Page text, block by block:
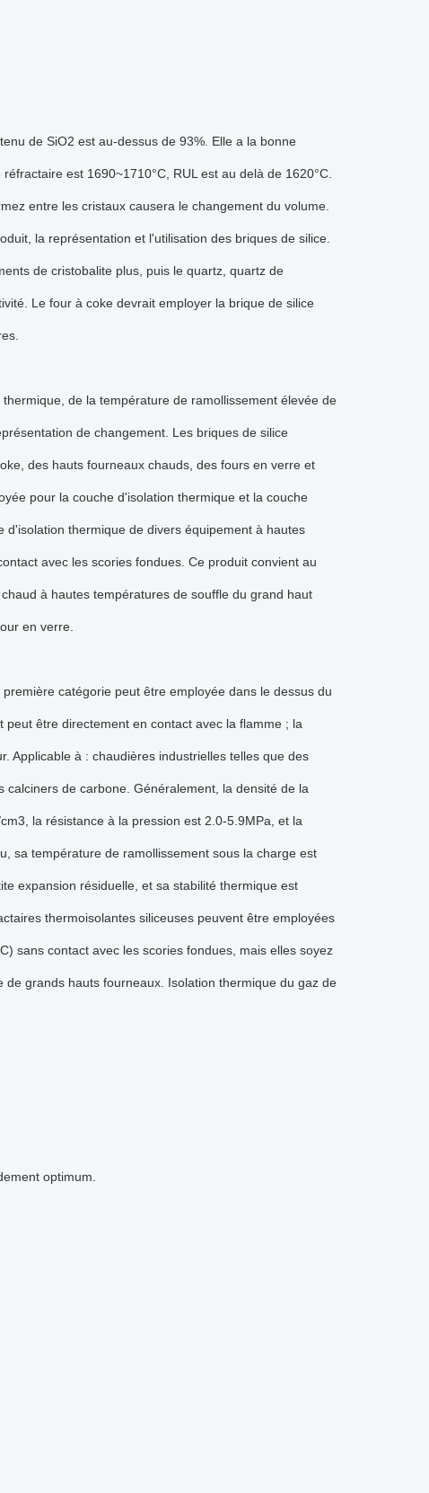
de SiO2 est au-dessus de 93%. Elle a la bonne
est 1690~1710°C, RUL est au delà de 1620°C.
entre les cristaux causera le changement du volume.
la représentation et l'utilisation des briques de silice.
de cristobalite plus, puis le quartz, quartz de
Le four à coke devrait employer la brique de silice
de la température de ramollissement élevée de
de changement. Les briques de silice
des hauts fourneaux chauds, des fours en verre et
pour la couche d'isolation thermique et la couche
thermique de divers équipement à hautes
avec les scories fondues. Ce produit convient au
à hautes températures de souffle du grand haut
en verre.
catégorie peut être employée dans le dessus du
être directement en contact avec la flamme ; la
Applicable à : chaudières industrielles telles que des
de carbone. Généralement, la densité de la
la résistance à la pression est 2.0-5.9MPa, et la
sa température de ramollissement sous la charge est
expansion résiduelle, et sa stabilité thermique est
thermoisolantes siliceuses peuvent être employées
sans contact avec les scories fondues, mais elles soyez
grands hauts fourneaux. Isolation thermique du gaz de
optimum.